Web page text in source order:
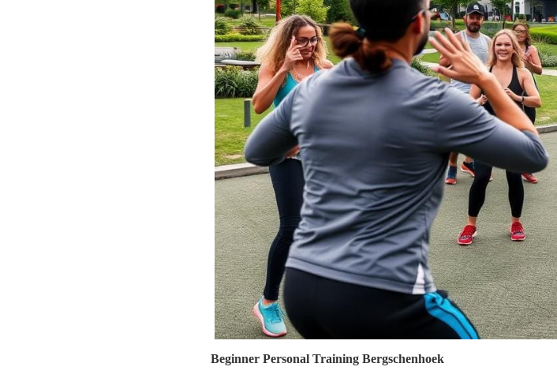
Beginner Personal Training Bergschenhoek